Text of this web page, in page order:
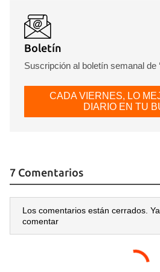
Boletín
Suscripción al boletín semanal de
CADA VIERNES, LO
DIARIO EN TU
7 Comentarios
Los comentarios están cerrados.
comentar